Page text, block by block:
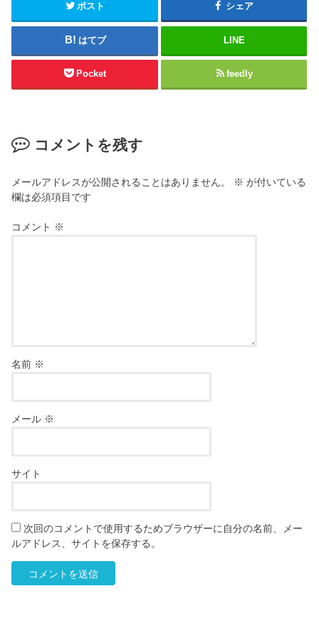
ポスト シェア
はてブ LINE
Pocket feedly
コメントを残す
メールアドレスが公開されることはありません。 ※ が付いている
欄は必須項目です
コメント ※
名前 ※
メール ※
サイト
次回のコメントで使用するためブラウザーに自分の名前、メー
ルアドレス、サイトを保存する。